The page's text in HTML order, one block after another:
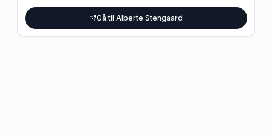
Gå til Alberte Stengaard